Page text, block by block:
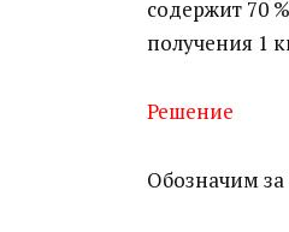
содержит 70
получения 1
Решение
Обозначим за ​